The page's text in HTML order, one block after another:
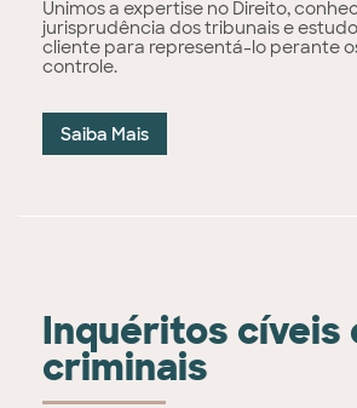
Unimos a expertise no Direito,
jurisprudência dos tribunais e
cliente para representá-lo perante
controle.
Saiba Mais
Inquéritos cíveis
criminais